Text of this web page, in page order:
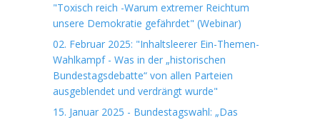
"Toxisch reich -Warum extremer Reichtum
unsere Demokratie gefährdet" (Webinar)
02. Februar 2025: "Inhaltsleerer Ein-Themen-
Wahlkampf - Was in der „historischen
Bundestagsdebatte“ von allen Parteien
ausgeblendet und verdrängt wurde"
15. Januar 2025 - Bundestagswahl: „Das